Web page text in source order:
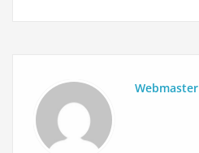
Webmaster